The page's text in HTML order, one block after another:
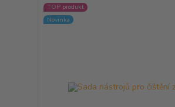
TOP produkt
Novinka